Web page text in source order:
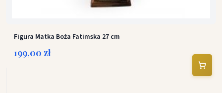
Figura Matka Boża Fatimska 27 cm
199,00 zł